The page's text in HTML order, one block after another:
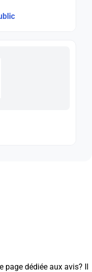
page dédiée aux avis? Il